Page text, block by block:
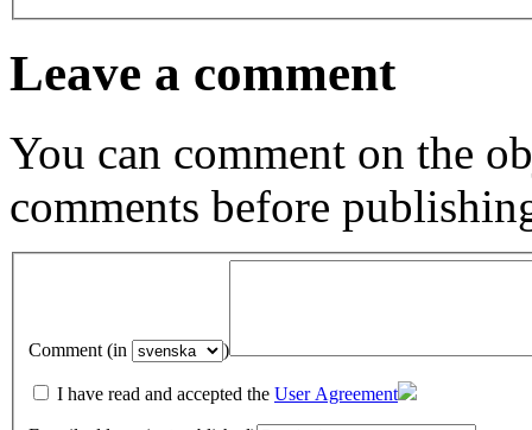
Leave a comment
You can comment on the
comments before
Comment (in )
I have read and accepted the User Agreement